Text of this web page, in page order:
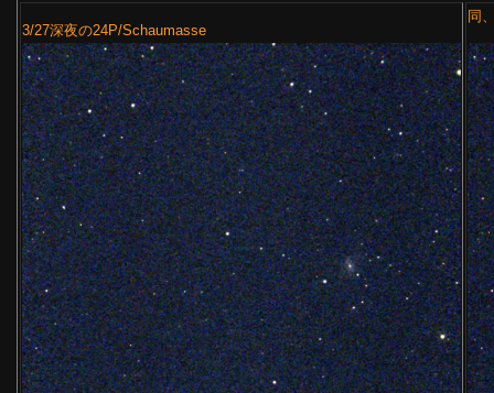
3/27深夜の24P/Schaumasse
同